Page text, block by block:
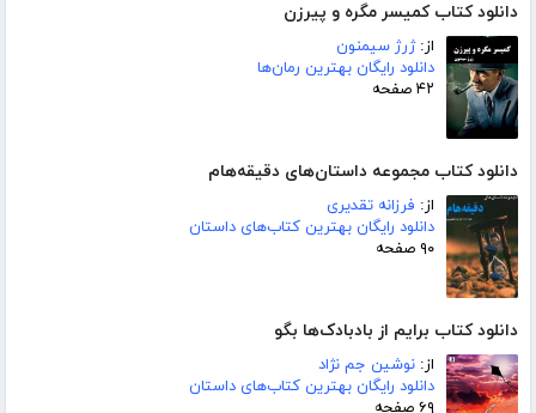
دانلود کتاب کمیسر مگره و پیرزن
از:ژرژ سیمنون
دانلود رایگان بهترین رمان‌ها
۴۲ صفحه
دانلود کتاب مجموعه داستان‌های دقیقه‌هام
از: فرزانه تقدیری
دانلود رایگان بهترین کتاب‌های داستان
۹۰ صفحه
دانلود کتاب برایم از بادبادک‌ها بگو
از: نوشین جم نژاد
دانلود رایگان بهترین کتاب‌های داستان
۶۹ صفحه